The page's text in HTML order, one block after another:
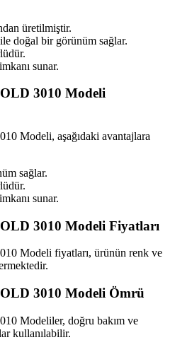
üretilmiştir.
doğal bir görünüm sağlar.
sunar.
3010 Modeli
Modeli, aşağıdaki avantajlara
sağlar.
sunar.
3010 Modeli Fiyatları
Modeli fiyatları, ürünün renk ve
3010 Modeli Ömrü
Modeliler, doğru bakım ve
kullanılabilir.